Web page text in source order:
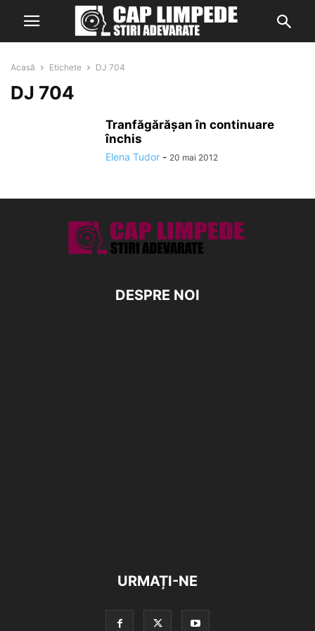
Acasă Etichete DJ 704
DJ 704
Tranfăgărăşan în continuare
închis
Elena Tudor - 20 mai 2012
DESPRE NOI
URMAȚI-NE